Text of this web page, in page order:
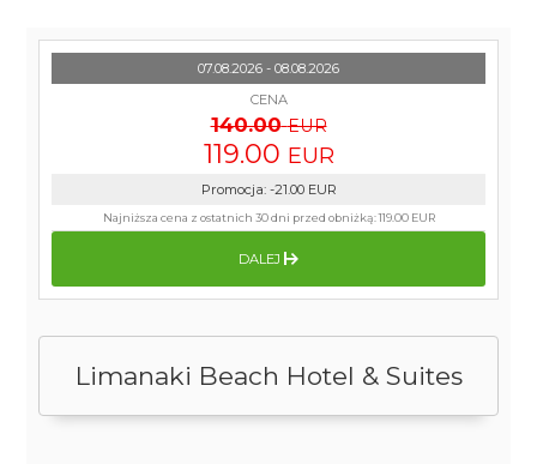
Limanaki Beach Hotel & Suites
07.08.2026 - 08.08.2026
CENA
140.00 EUR
119.00 EUR
Promocja: -21.00 EUR
Najniższa cena z ostatnich 30 dni przed obniżką:119.00 EUR
DALEJ